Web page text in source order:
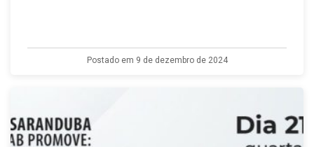
Postado em 9 de dezembro de 2024